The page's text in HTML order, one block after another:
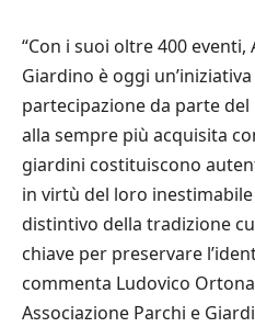
“Con i suoi oltre 400
Giardino è oggi
partecipazione da parte
alla sempre più acquisita
giardini costituiscono
in virtù del loro
distintivo della tradizione
chiave per preservare
commenta Ludovico
Associazione Parchi e